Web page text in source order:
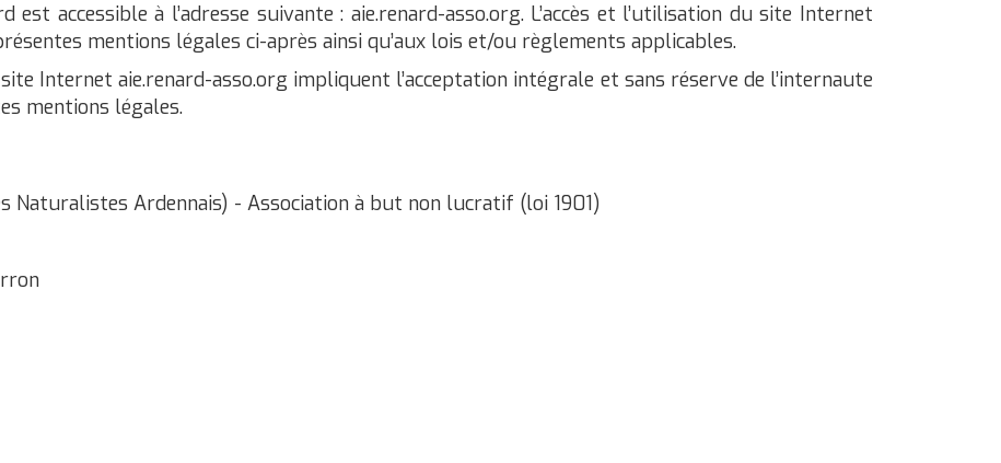
est accessible à l’adresse suivante : aie.renard-asso.org. L’accès et l’utilisation du site Internet
mentions légales ci-après ainsi qu’aux lois et/ou règlements applicables.
site Internet aie.renard-asso.org impliquent l’acceptation intégrale et sans réserve de l’internaute
mentions légales.
Naturalistes Ardennais) - Association à but non lucratif (loi 1901)